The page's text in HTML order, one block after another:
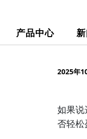
产品中心
2025年
如果
否轻松